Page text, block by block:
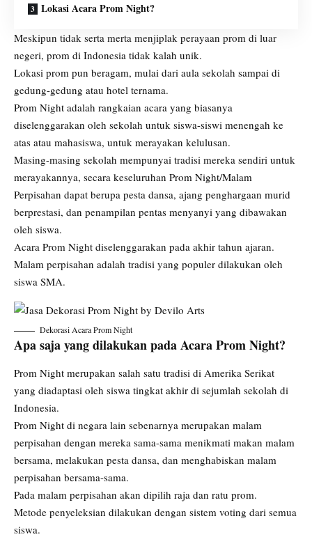
Lokasi Acara Prom Night?
Meskipun tidak serta merta menjiplak perayaan prom di luar
negeri, prom di Indonesia tidak kalah unik.
Lokasi prom pun beragam, mulai dari aula sekolah sampai di
gedung-gedung atau hotel ternama.
Prom Night adalah rangkaian acara yang biasanya
diselenggarakan oleh sekolah untuk siswa-siswi menengah ke
atas atau mahasiswa, untuk merayakan kelulusan.
Masing-masing sekolah mempunyai tradisi mereka sendiri untuk
merayakannya, secara keseluruhan Prom Night/Malam
Perpisahan dapat berupa pesta dansa, ajang penghargaan murid
berprestasi, dan penampilan pentas menyanyi yang dibawakan
oleh siswa.
Acara Prom Night diselenggarakan pada akhir tahun ajaran.
Malam perpisahan adalah tradisi yang populer dilakukan oleh
siswa SMA.
Dekorasi Acara Prom Night
Apa saja yang dilakukan pada Acara Prom Night?
Prom Night merupakan salah satu tradisi di Amerika Serikat
yang diadaptasi oleh siswa tingkat akhir di sejumlah sekolah di
Indonesia.
Prom Night di negara lain sebenarnya merupakan malam
perpisahan dengan mereka sama-sama menikmati makan malam
bersama, melakukan pesta dansa, dan menghabiskan malam
perpisahan bersama-sama.
Pada malam perpisahan akan dipilih raja dan ratu prom.
Metode penyeleksian dilakukan dengan sistem voting dari semua
siswa.